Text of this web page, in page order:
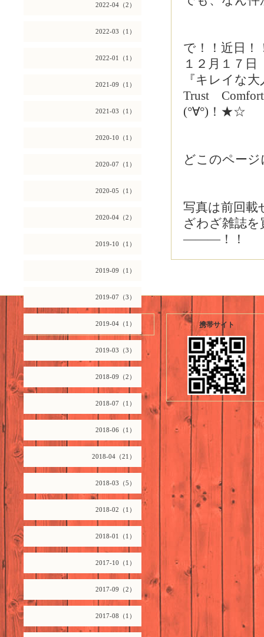
2022-04（2）
2022-03（1）
2022-01（1）
2021-09（1）
2021-03（1）
2020-10（1）
2020-07（1）
2020-05（1）
2020-04（2）
2019-10（1）
2019-09（1）
2019-07（3）
2019-04（1）
2019-03（3）
2018-09（2）
2018-07（1）
2018-06（1）
2018-04（21）
2018-03（5）
2018-02（1）
2018-01（1）
2017-10（1）
2017-09（2）
2017-08（1）
で！！近日！
１２月１７
『キレイな
Trust
(°∀°)！★☆
どこのペー
写真は前回
ざわざ雑誌
―――！！
2026.08.07 Friday 携帯サイト